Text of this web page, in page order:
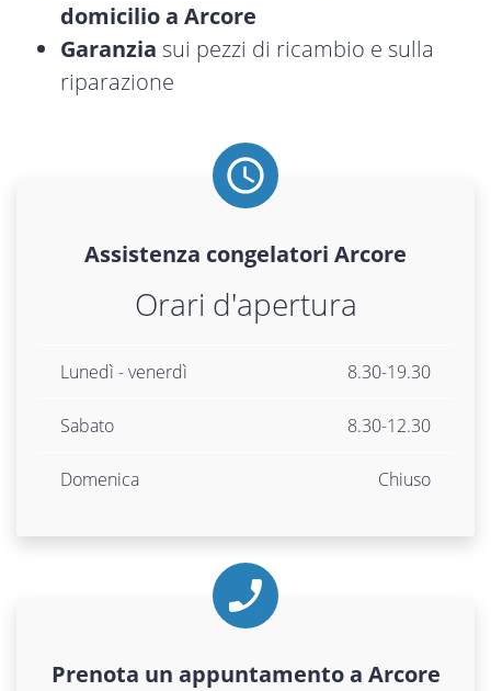
domicilio a Arcore
Garanzia sui pezzi di ricambio e sulla
riparazione
Assistenza congelatori Arcore
Orari d'apertura
Lunedì - venerdì 8.30-19.30
Sabato 8.30-12.30
Domenica Chiuso
Prenota un appuntamento a Arcore